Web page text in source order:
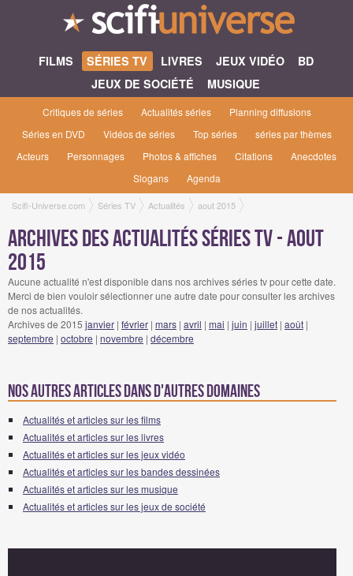
FILMS SÉRIES TV LIVRES JEUX VIDÉO
BD
JEUX DE SOCIÉTÉ
MUSIQUE
Critiques de séries Actualités séries
Planning diffusions
Séries en DVD
Vidéos de séries Top séries
séries par thèmes
Acteurs
Personnages Photos & affiches Citations
Anecdotes
Slogans
Agenda
Scifi-Universe.com Séries TV Actualités aout 2015
Archives des actualités séries tv - aout
2015
Aucune actualité n'est disponible dans nos archives séries tv pour cette date.
Merci de bien vouloir sélectionner une autre date pour consulter les archives
de nos actualités.
Archives de 2015 janvier | février | mars | avril | mai | juin | juillet | août |
septembre | octobre | novembre | décembre
Nos autres articles dans d'autres domaines
Actualités et articles sur les films
Actualités et articles sur les livres
Actualités et articles sur les jeux vidéo
Actualités et articles sur les bandes dessinées
Actualités et articles sur les musique
Actualités et articles sur les jeux de société